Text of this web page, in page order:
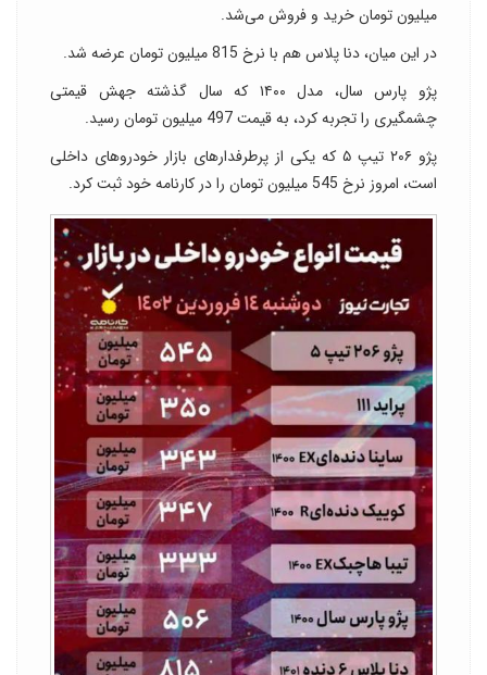
میلیون تومان خرید و فروش می‌شد.
در این میان، دنا پلاس هم با نرخ 815 میلیون تومان عرضه شد.
پژو پارس سال، مدل ۱۴۰۰ که سال گذشته جهش قیمتی
چشمگیری را تجربه کرد، به قیمت 497 میلیون تومان رسید.
پژو ۲۰۶ تیپ ۵ که یکی از پرطرفدارهای بازار خودروهای داخلی
است، امروز نرخ 545 میلیون تومان را در کارنامه خود ثبت کرد.